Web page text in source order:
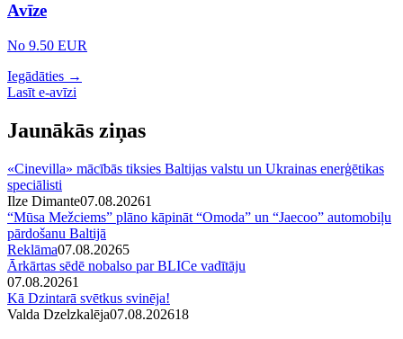
Avīze
No 9.50 EUR
Iegādāties →
Lasīt e-avīzi
Jaunākās ziņas
«Cinevilla» mācībās tiksies Baltijas valstu un Ukrainas enerģētikas
speciālisti
Ilze Dimante07.08.20261
“Mūsa Mežciems” plāno kāpināt “Omoda” un “Jaecoo” automobiļu
pārdošanu Baltijā
Reklāma07.08.20265
Ārkārtas sēdē nobalso par BLICe vadītāju
07.08.20261
Kā Dzintarā svētkus svinēja!
Valda Dzelzkalēja07.08.202618